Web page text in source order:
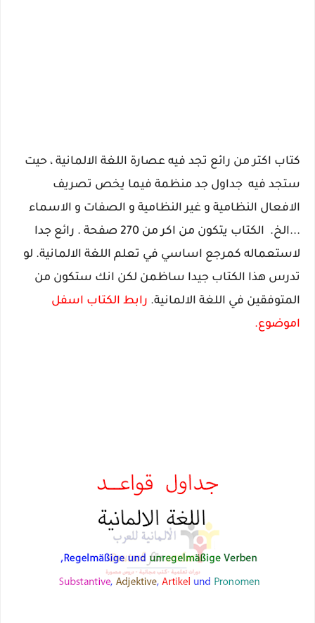
كتاب اكتر من رائع تجد فيه عصارة اللغة الالمانية ، حيت
ستجد فيه جداول جد منظمة فيما يخص تصريف
الافعال النظامية و غير النظامية و الصفات و الاسماء
...الخ. الكتاب يتكون من اكر من 270 صفحة . رائع جدا
لاستعماله كمرجع اساسي في تعلم اللغة الالمانية. لو
تدرس هذا الكتاب جيدا ساظمن لكن انك ستكون من
المتوفقين في اللغة الالمانية. رابط الكتاب اسفل
اموضوع.